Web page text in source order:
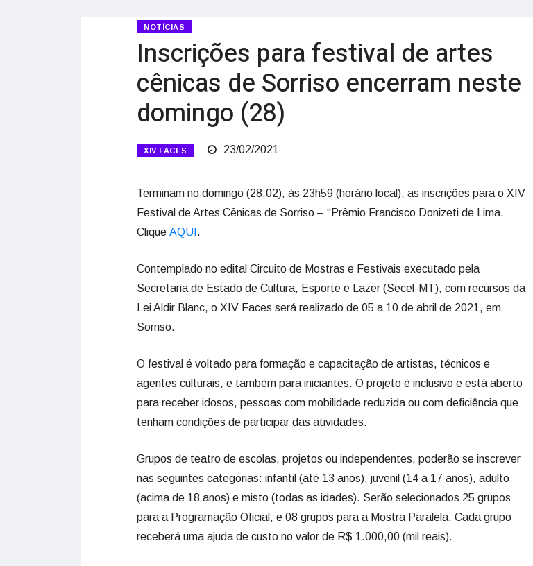
NOTÍCIAS
Inscrições para festival de artes
cênicas de Sorriso encerram neste
domingo (28)
XIV FACES 23/02/2021
Terminam no domingo (28.02), às 23h59 (horário local), as inscrições para o XIV
Festival de Artes Cênicas de Sorriso – “Prêmio Francisco Donizeti de Lima.
Clique AQUI .
Contemplado no edital Circuito de Mostras e Festivais executado pela
Secretaria de Estado de Cultura, Esporte e Lazer (Secel-MT), com recursos da
Lei Aldir Blanc, o XIV Faces será realizado de 05 a 10 de abril de 2021, em
Sorriso.
O festival é voltado para formação e capacitação de artistas, técnicos e
agentes culturais, e também para iniciantes. O projeto é inclusivo e está aberto
para receber idosos, pessoas com mobilidade reduzida ou com deficiência que
tenham condições de participar das atividades.
Grupos de teatro de escolas, projetos ou independentes, poderão se inscrever
nas seguintes categorias: infantil (até 13 anos), juvenil (14 a 17 anos), adulto
(acima de 18 anos) e misto (todas as idades). Serão selecionados 25 grupos
para a Programação Oficial, e 08 grupos para a Mostra Paralela. Cada grupo
receberá uma ajuda de custo no valor de R$ 1.000,00 (mil reais).